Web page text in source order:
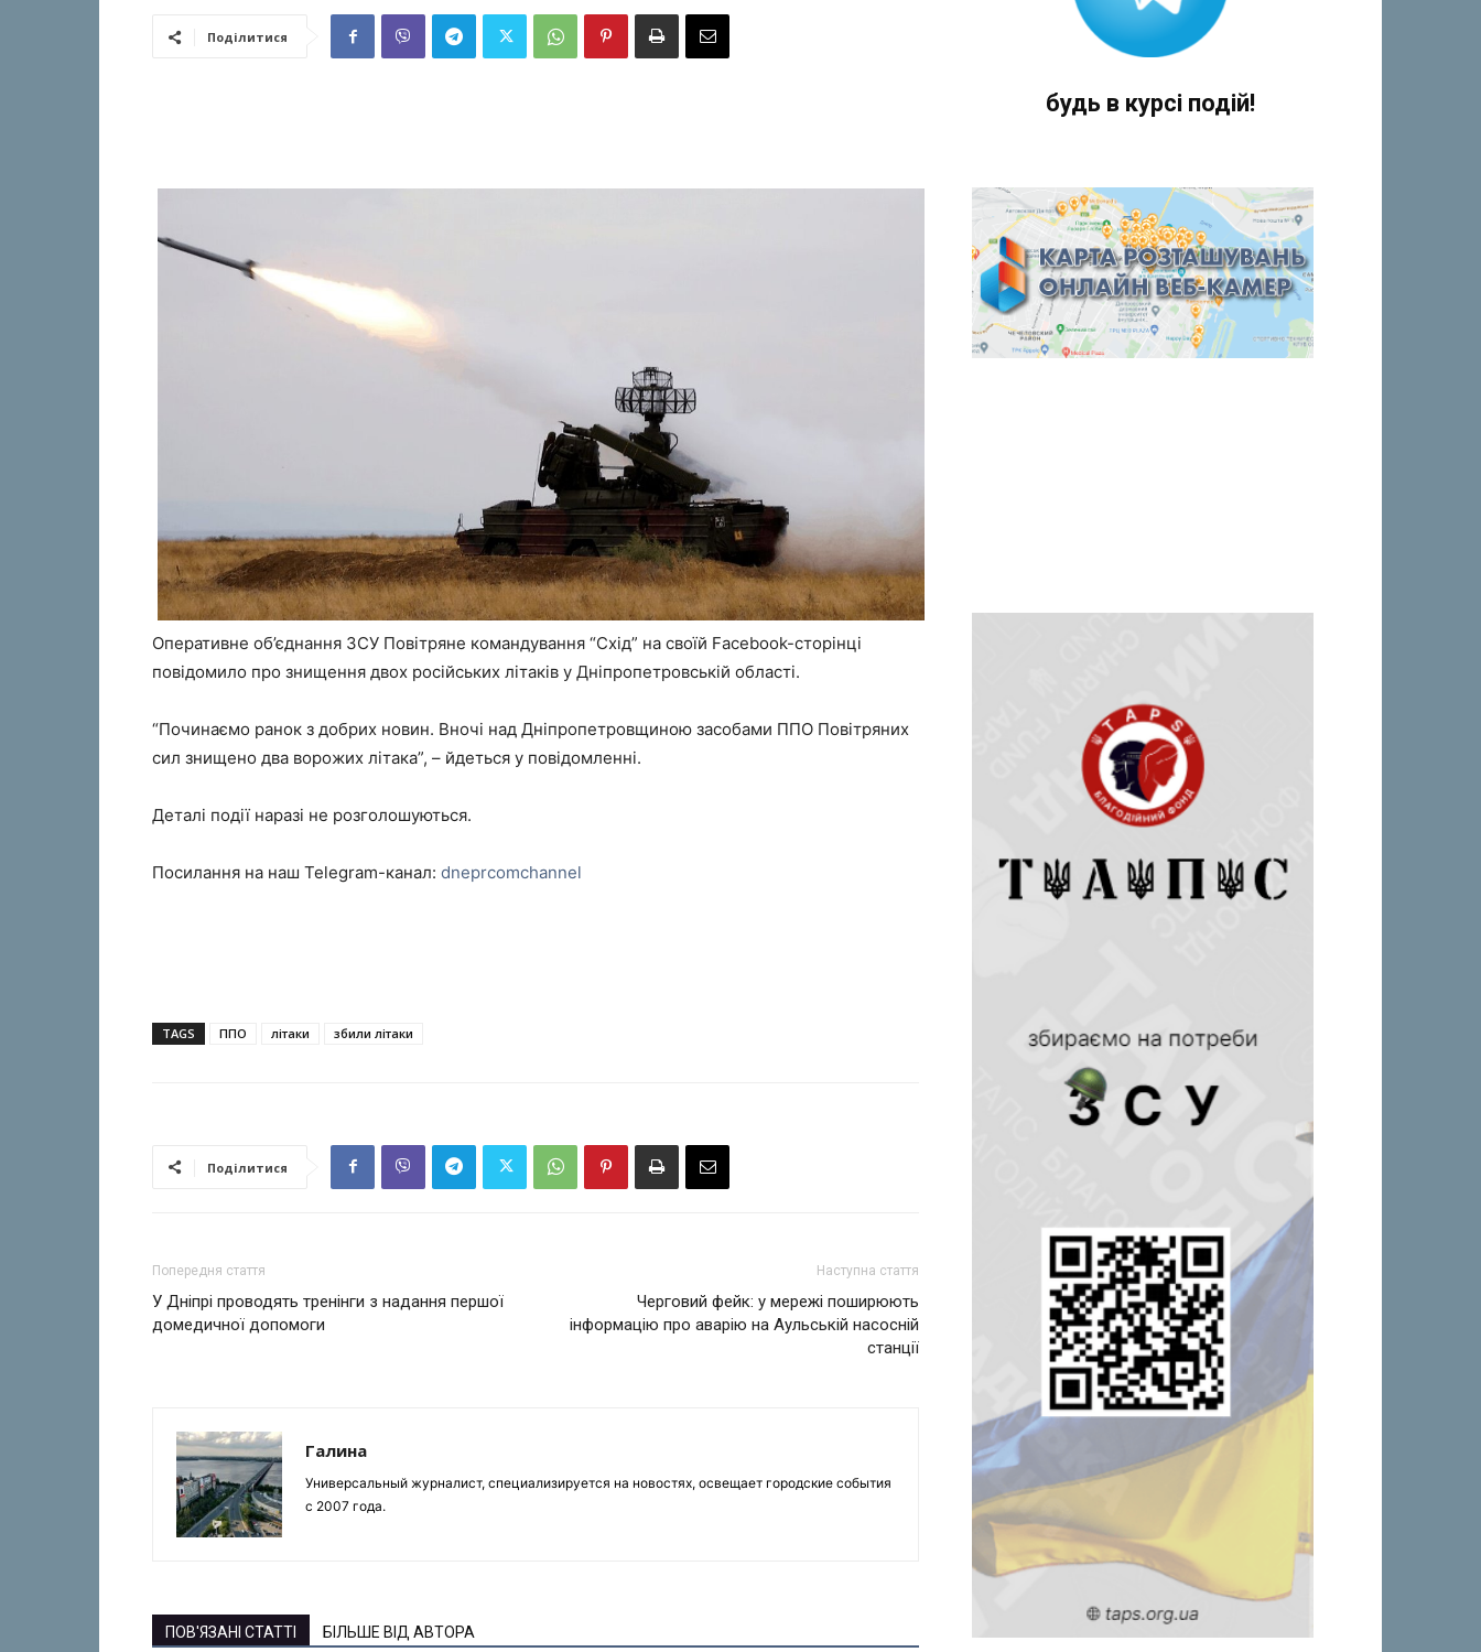
Поділитися
Оперативне об’єднання ЗСУ Повітряне командування “Схід” на своїй Facebook-сторінці
повідомило про знищення двох російських літаків у Дніпропетровській області.
“Починаємо ранок з добрих новин. Вночі над Дніпропетровщиною засобами ППО Повітряних
сил знищено два ворожих літака”, – йдеться у повідомленні.
Деталі події наразі не розголошуються.
Посилання на наш Telegram-канал: dneprcomchannel
TAGS ППО літаки збили літаки
Поділитися
Попередня стаття
У Дніпрі проводять тренінги з надання першої
домедичної допомоги
Наступна стаття
Черговий фейк: у мережі поширюють
інформацію про аварію на Аульській насосній
станції
Галина
Универсальный журналист, специализируется на новостях, освещает городские события
с 2007 года.
ПОВ'ЯЗАНІ СТАТТІ БІЛЬШЕ ВІД АВТОРА
будь в курсі подій!